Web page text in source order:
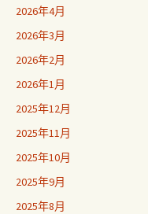
2026年4月
2026年3月
2026年2月
2026年1月
2025年12月
2025年11月
2025年10月
2025年9月
2025年8月